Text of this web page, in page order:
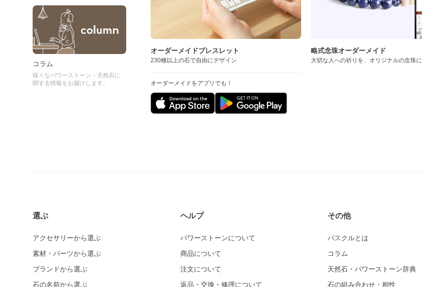
コラム
様々なパワーストーン・天然石に
関する情報をお届けします。
オーダーメイドブレスレット
230種以上の石で自由にデザイン
オーダーメイドをアプリでも！
略式念珠オーダーメイド
大切な人への祈りを、オリジナルの念珠に
選ぶ
アクセサリーから選ぶ
素材・パーツから選ぶ
ブランドから選ぶ
石の名前から選ぶ
ヘルプ
パワーストーンについて
商品について
注文について
返品・交換・修理について
その他
パスクルとは
コラム
天然石・パワーストーン辞典
石の組み合わせ・相性